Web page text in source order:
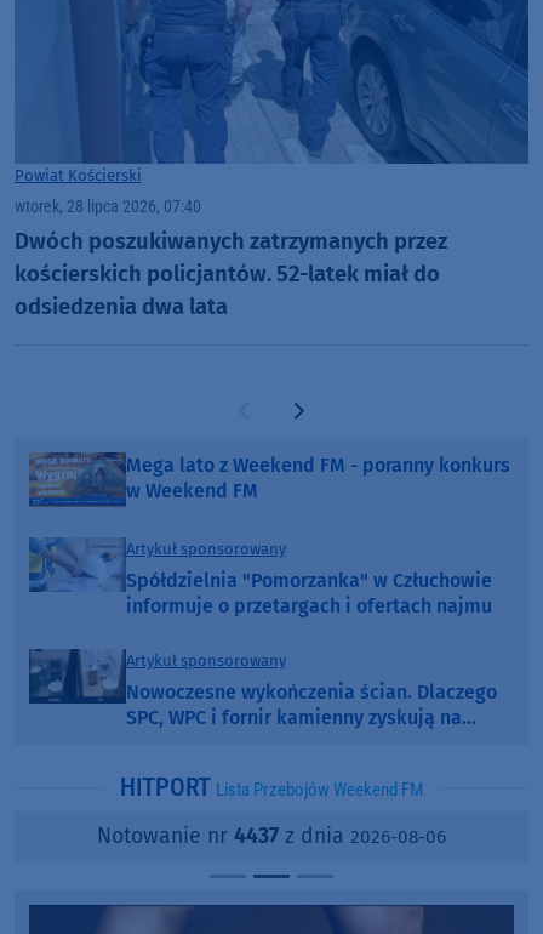
Powiat Kościerski
wtorek, 28 lipca 2026, 07:40
Dwóch poszukiwanych zatrzymanych przez
kościerskich policjantów. 52-latek miał do
odsiedzenia dwa lata
Poprzednia strona
Następna strona
Mega lato z Weekend FM - poranny konkurs
w Weekend FM
Artykuł sponsorowany
Spółdzielnia "Pomorzanka" w Człuchowie
informuje o przetargach i ofertach najmu
Artykuł sponsorowany
Nowoczesne wykończenia ścian. Dlaczego
SPC, WPC i fornir kamienny zyskują na
HITPORT Lista Przebojów Weekend FM
Notowanie nr 4437 z dnia 2026-08-06